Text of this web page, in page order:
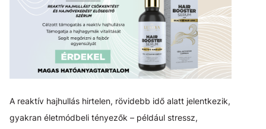
A reaktív hajhullás hirtelen, rövidebb idő alatt jelentkezik,
gyakran életmódbeli tényezők – például stressz,